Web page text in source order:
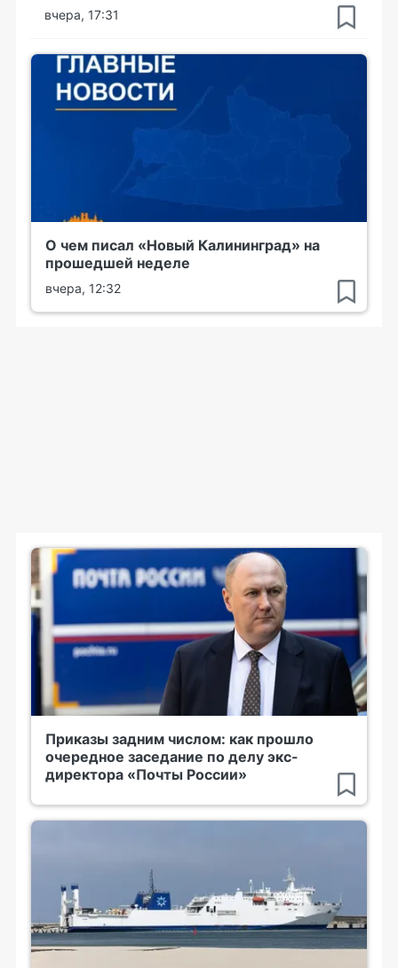
вчера, 17:31
О чем писал «Новый Калининград» на
прошедшей неделе
вчера, 12:32
Приказы задним числом: как прошло
очередное заседание по делу экс-
директора «Почты России»